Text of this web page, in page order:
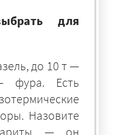
для
до 10 т —
Есть
Назовите
— он